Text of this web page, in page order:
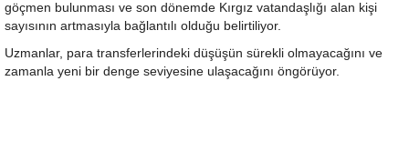
göçmen bulunması ve son dönemde Kırgız vatandaşlığı alan kişi
sayısının artmasıyla bağlantılı olduğu belirtiliyor.
Uzmanlar, para transferlerindeki düşüşün sürekli olmayacağını ve
zamanla yeni bir denge seviyesine ulaşacağını öngörüyor.